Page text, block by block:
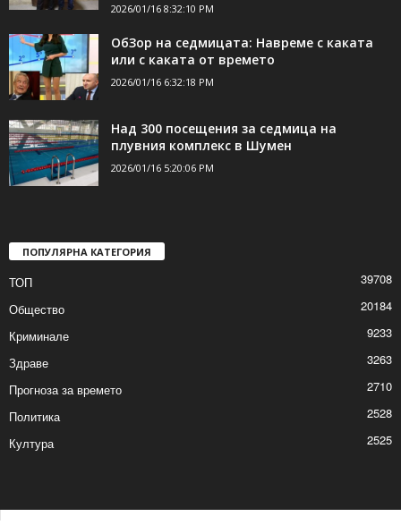
2026/01/16 8:32:10 PM
ОбЗор на седмицата: Навреме с каката
или с каката от времето
2026/01/16 6:32:18 PM
Над 300 посещения за седмица на
плувния комплекс в Шумен
2026/01/16 5:20:06 PM
ПОПУЛЯРНА КАТЕГОРИЯ
ТОП
39708
Общество
20184
Криминале
9233
Здраве
3263
Прогноза за времето
2710
Политика
2528
Култура
2525